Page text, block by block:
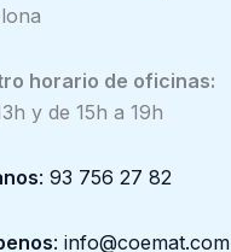
horario de oficinas:
y de 15h a 19h
: 93 756 27 82
: info@coemat.com